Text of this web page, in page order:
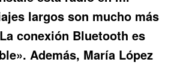
largos son mucho más
conexión Bluetooth es
Además, María López